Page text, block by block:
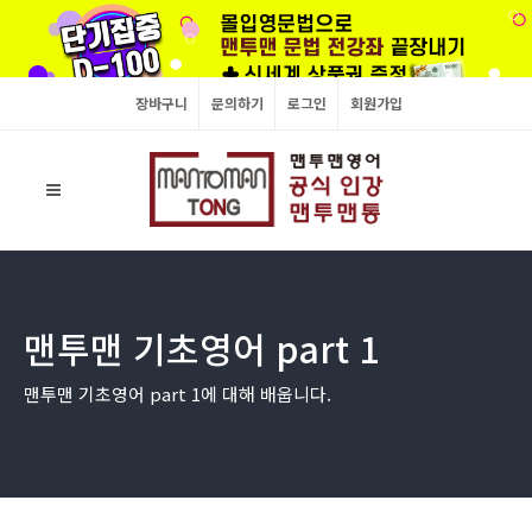
장바구니 문의하기 로그인 회원가입
맨투맨 기초영어 part 1
맨투맨 기초영어 part 1에 대해 배웁니다.